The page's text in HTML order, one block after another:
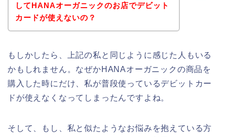
してHANAオーガニックのお店でデビット
カードが使えないの？
もしかしたら、上記の私と同じように感じた人もいる
かもしれません。なぜかHANAオーガニックの商品を
購入した時にだけ、私が普段使っているデビットカー
ドが使えなくなってしまったんですよね。
そして、もし、私と似たようなお悩みを抱えている方